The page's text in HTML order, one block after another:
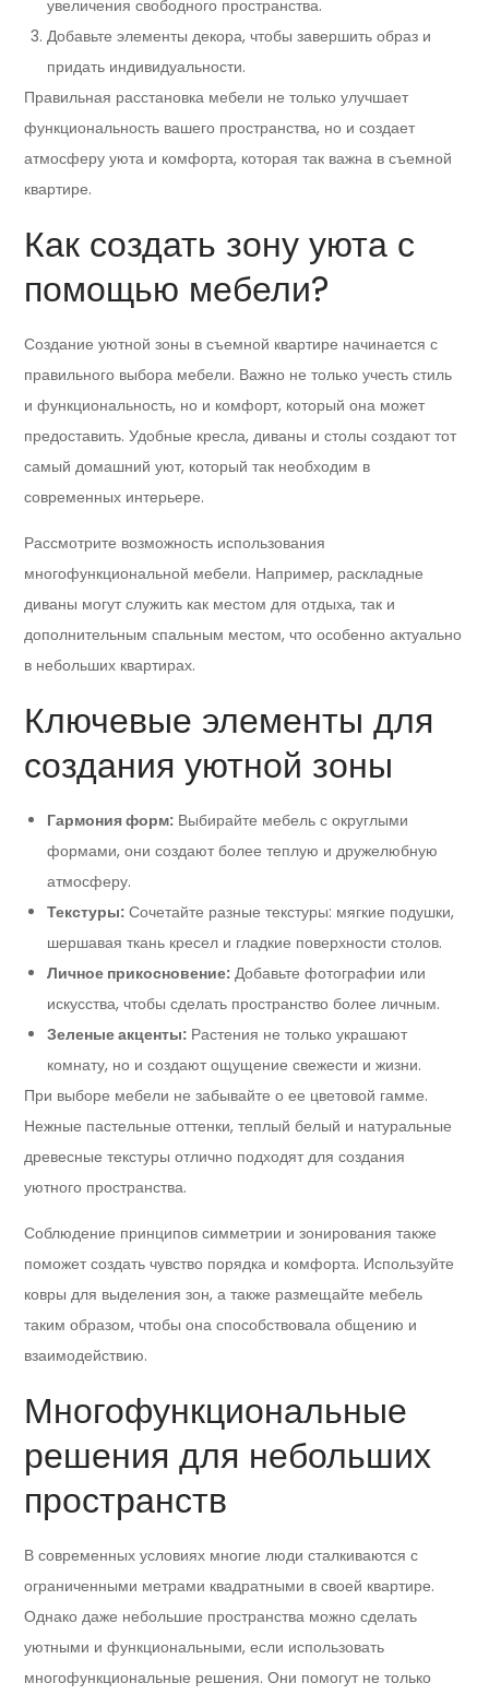
увеличения свободного пространства.
Добавьте элементы декора, чтобы завершить образ и
придать индивидуальности.
Правильная расстановка мебели не только улучшает
функциональность вашего пространства, но и создает
атмосферу уюта и комфорта, которая так важна в съемной
квартире.
Как создать зону уюта с
помощью мебели?
Создание уютной зоны в съемной квартире начинается с
правильного выбора мебели. Важно не только учесть стиль
и функциональность, но и комфорт, который она может
предоставить. Удобные кресла, диваны и столы создают тот
самый домашний уют, который так необходим в
современных интерьере.
Рассмотрите возможность использования
многофункциональной мебели. Например, раскладные
диваны могут служить как местом для отдыха, так и
дополнительным спальным местом, что особенно актуально
в небольших квартирах.
Ключевые элементы для
создания уютной зоны
Гармония форм: Выбирайте мебель с округлыми
формами, они создают более теплую и дружелюбную
атмосферу.
Текстуры: Сочетайте разные текстуры: мягкие подушки,
шершавая ткань кресел и гладкие поверхности столов.
Личное прикосновение: Добавьте фотографии или
искусства, чтобы сделать пространство более личным.
Зеленые акценты: Растения не только украшают
комнату, но и создают ощущение свежести и жизни.
При выборе мебели не забывайте о ее цветовой гамме.
Нежные пастельные оттенки, теплый белый и натуральные
древесные текстуры отлично подходят для создания
уютного пространства.
Соблюдение принципов симметрии и зонирования также
поможет создать чувство порядка и комфорта. Используйте
ковры для выделения зон, а также размещайте мебель
таким образом, чтобы она способствовала общению и
взаимодействию.
Многофункциональные
решения для небольших
пространств
В современных условиях многие люди сталкиваются с
ограниченными метрами квадратными в своей квартире.
Однако даже небольшие пространства можно сделать
уютными и функциональными, если использовать
многофункциональные решения. Они помогут не только